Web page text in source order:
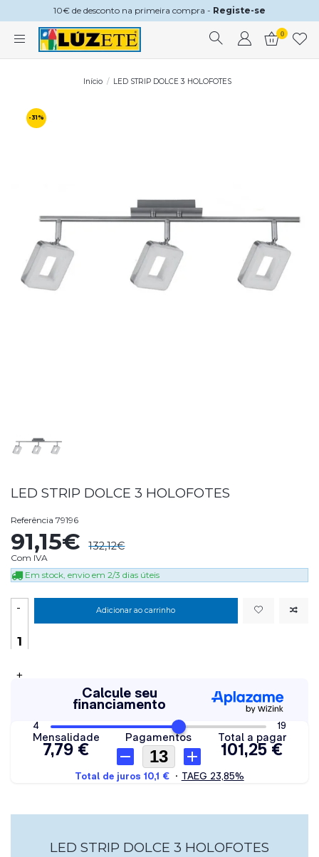
10€ de desconto na primeira compra - Registe-se
0
Início LED STRIP DOLCE 3 HOLOFOTES
-31%
LED STRIP DOLCE 3 HOLOFOTES
Referência 79196
91,15€ 132,12€
Com IVA
Em stock, envio em 2/3 dias úteis
-
+
Adicionar ao carrinho
LED STRIP DOLCE 3 HOLOFOTES